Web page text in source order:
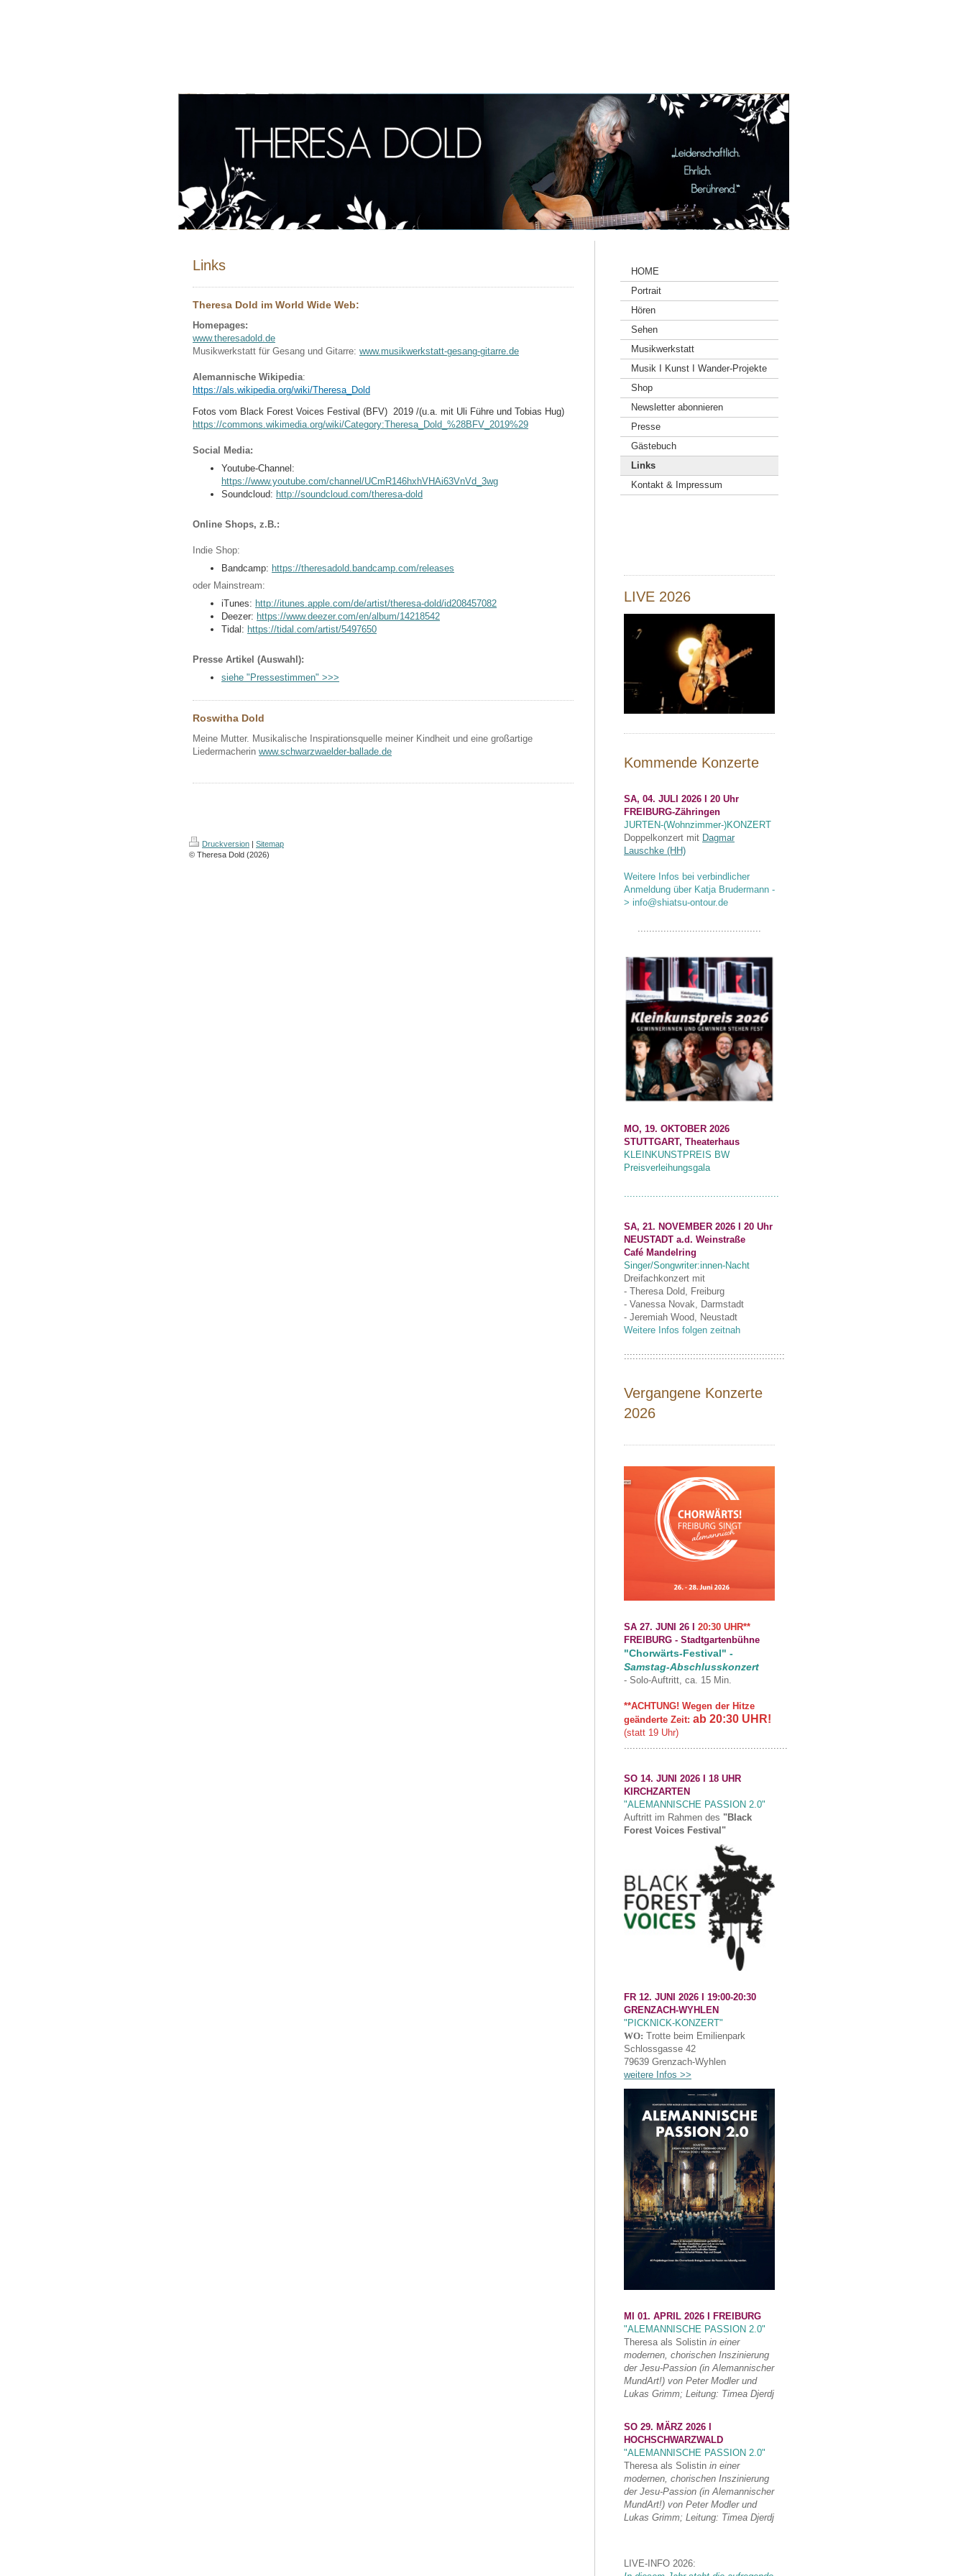
Links
Theresa Dold im World Wide Web:
Homepages:
www.theresadold.de
Musikwerkstatt für Gesang und Gitarre: www.musikwerkstatt-gesang-gitarre.de
Alemannische Wikipedia:
https://als.wikipedia.org/wiki/Theresa_Dold
Fotos vom Black Forest Voices Festival (BFV) 2019 /(u.a. mit Uli Führe und Tobias Hug)
https://commons.wikimedia.org/wiki/Category:Theresa_Dold_%28BFV_2019%29
Social Media:
Youtube-Channel:
https://www.youtube.com/channel/UCmR146hxhVHAi63VnVd_3wg
Soundcloud: http://soundcloud.com/theresa-dold
Online Shops, z.B.:
Indie Shop:
Bandcamp: https://theresadold.bandcamp.com/releases
oder Mainstream:
iTunes: http://itunes.apple.com/de/artist/theresa-dold/id208457082
Deezer: https://www.deezer.com/en/album/14218542
Tidal: https://tidal.com/artist/5497650
Presse Artikel (Auswahl):
siehe "Pressestimmen" >>>
Roswitha Dold
Meine Mutter. Musikalische Inspirationsquelle meiner Kindheit und eine großartige
Liedermacherin www.schwarzwaelder-ballade.de
Druckversion
Sitemap
© Theresa Dold (2026)
HOME
Portrait
Hören
Sehen
Musikwerkstatt
Musik I Kunst I Wander-Projekte
Shop
Newsletter abonnieren
Presse
Gästebuch
Links
Kontakt & Impressum
LIVE 2026
Kommende Konzerte
SA, 04. JULI 2026 I 20 Uhr
FREIBURG-Zähringen
JURTEN-(Wohnzimmer-)KONZERT
Doppelkonzert mit Dagmar
Lauschke (HH)
Weitere Infos bei verbindlicher
Anmeldung über Katja Brudermann -
> info@shiatsu-ontour.de
...........................................
MO, 19. OKTOBER 2026
STUTTGART, Theaterhaus
KLEINKUNSTPREIS BW
Preisverleihungsgala
......................................................
SA, 21. NOVEMBER 2026 I 20 Uhr
NEUSTADT a.d. Weinstraße
Café Mandelring
Singer/Songwriter:innen-Nacht
Dreifachkonzert mit
- Theresa Dold, Freiburg
- Vanessa Novak, Darmstadt
- Jeremiah Wood, Neustadt
Weitere Infos folgen zeitnah
::::::::::::::::::::::::::::::::::::::::::::::::::::::::
Vergangene Konzerte
2026
SA 27. JUNI 26 I
20:30 UHR**
FREIBURG - Stadtgartenbühne
"Chorwärts-Festival" -
Samstag-Abschlusskonzert
- Solo-Auftritt, ca. 15 Min.
**ACHTUNG! Wegen der Hitze
geänderte Zeit: ab 20:30 UHR!
(statt 19 Uhr)
.........................................................
SO 14. JUNI 2026 I 18 UHR
KIRCHZARTEN
"ALEMANNISCHE PASSION 2.0"
Auftritt im Rahmen des "Black
Forest Voices Festival"
FR 12. JUNI 2026 I
19:00-20:30
GRENZACH-WYHLEN
"PICKNICK-KONZERT"
WO: Trotte beim Emilienpark
Schlossgasse 42
79639 Grenzach-Wyhlen
weitere Infos >>
MI 01. APRIL 2026 I FREIBURG
"ALEMANNISCHE PASSION 2.0"
Theresa als Solistin in einer
modernen, chorischen Inszinierung
der Jesu-Passion (in Alemannischer
MundArt!) von Peter Modler und
Lukas Grimm; Leitung: Timea Djerdj
SO 29. MÄRZ 2026 I
HOCHSCHWARZWALD
"ALEMANNISCHE PASSION 2.0"
Theresa als Solistin in einer
modernen, chorischen Inszinierung
der Jesu-Passion (in Alemannischer
MundArt!) von Peter Modler und
Lukas Grimm; Leitung: Timea Djerdj
LIVE-INFO 2026: